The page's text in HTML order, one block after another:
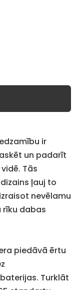
ir
un padarīt
Tās
ļauj to
nevēlamu
rīku dabas
piedāvā ērtu
Turklāt